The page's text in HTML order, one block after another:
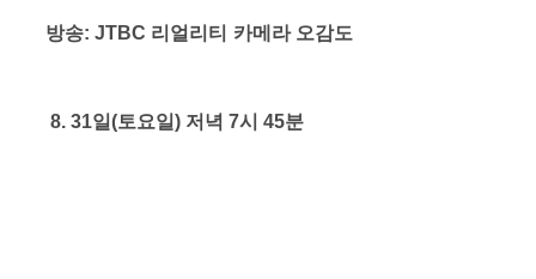
방송: JTBC 리얼리티 카메라 오감도
8. 31일(토요일) 저녁 7시 45분